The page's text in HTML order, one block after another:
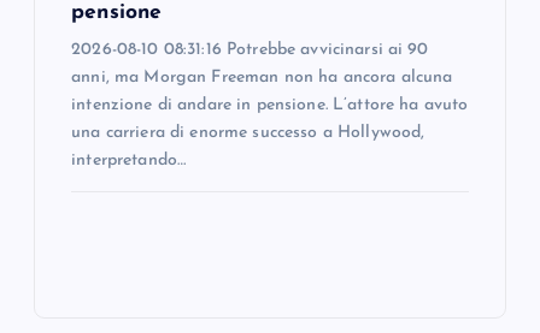
pensione
2026-08-10 08:31:16 Potrebbe avvicinarsi ai 90
anni, ma Morgan Freeman non ha ancora alcuna
intenzione di andare in pensione. L’attore ha avuto
una carriera di enorme successo a Hollywood,
interpretando…